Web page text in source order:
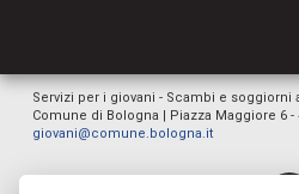
Servizi per i giovani - Scambi e soggiorni
Comune di Bologna | Piazza Maggiore 6 -
giovani@comune.bologna.it